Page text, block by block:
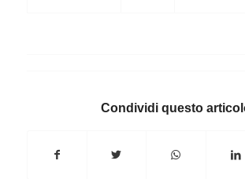
Condividi questo